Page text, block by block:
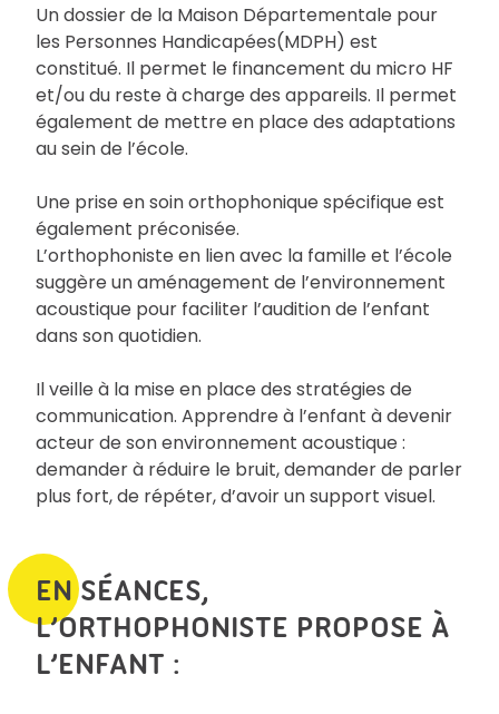
Un dossier de la Maison Départementale pour
les Personnes Handicapées(MDPH) est
constitué. Il permet le financement du micro HF
et/ou du reste à charge des appareils. Il permet
également de mettre en place des adaptations
au sein de l’école.
Une prise en soin orthophonique spécifique est
également préconisée.
L’orthophoniste en lien avec la famille et l’école
suggère un aménagement de l’environnement
acoustique pour faciliter l’audition de l’enfant
dans son quotidien.
Il veille à la mise en place des stratégies de
communication. Apprendre à l’enfant à devenir
acteur de son environnement acoustique :
demander à réduire le bruit, demander de parler
plus fort, de répéter, d’avoir un support visuel.
EN SÉANCES,
L’ORTHOPHONISTE PROPOSE À
L’ENFANT :